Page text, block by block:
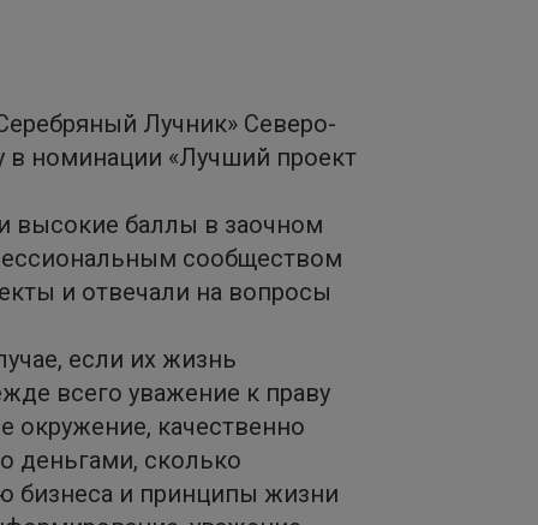
Лучник» Северо-
в номинации «Лучший проект
высокие баллы в заочном
сообществом
и отвечали на вопросы
если их жизнь
всего уважение к праву
окружение, качественно
деньгами, сколько
бизнеса и принципы жизни